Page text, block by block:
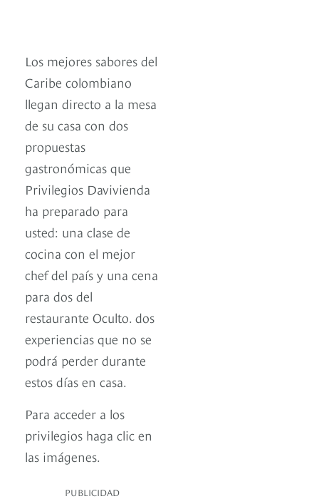
Los mejores sabores del
Caribe colombiano
llegan directo a la mesa
de su casa con dos
propuestas
gastronómicas que
Privilegios Davivienda
ha preparado para
usted: una clase de
cocina con el mejor
chef del país y una cena
para dos del
restaurante Oculto. dos
experiencias que no se
podrá perder durante
estos días en casa.
Para acceder a los
privilegios haga clic en
las imágenes.
PUBLICIDAD